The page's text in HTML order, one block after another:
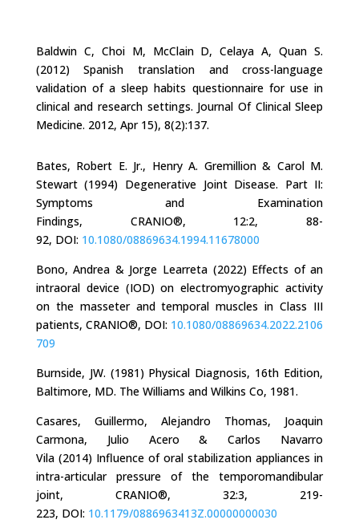
Baldwin C, Choi M, McClain D, Celaya A, Quan S.
(2012) Spanish translation and cross-language
validation of a sleep habits questionnaire for use in
clinical and research settings. Journal Of Clinical Sleep
Medicine. 2012, Apr 15), 8(2):137.
Bates, Robert E. Jr., Henry A. Gremillion & Carol M.
Stewart (1994) Degenerative Joint Disease. Part II:
Symptoms and Examination
Findings,
CRANIO®, 12:2,
88-
92, DOI: 10.1080/08869634.1994.11678000
Bono, Andrea & Jorge Learreta (2022) Effects of an
intraoral device (IOD) on electromyographic activity
on the masseter and temporal muscles in Class III
patients, CRANIO®, DOI: 10.1080/08869634.2022.2106
709
Burnside, JW. (1981) Physical Diagnosis, 16th Edition,
Baltimore, MD. The Williams and Wilkins Co, 1981.
Casares, Guillermo, Alejandro Thomas, Joaquin
Carmona, Julio Acero & Carlos Navarro
Vila (2014) Influence of oral stabilization appliances in
intra-articular pressure of the temporomandibular
joint,
CRANIO®, 32:3,
219-
223, DOI: 10.1179/0886963413Z.00000000030